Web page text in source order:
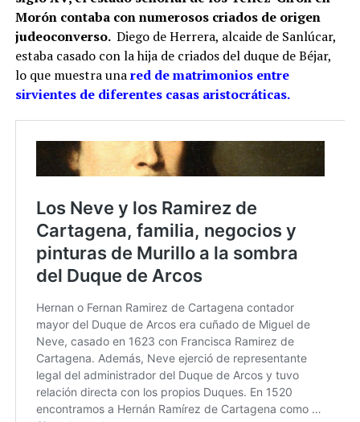
Morón contaba con numerosos criados de origen
judeoconverso. Diego de Herrera, alcaide de Sanlúcar,
estaba casado con la hija de criados del duque de Béjar,
lo que muestra unared de matrimonios entre
sirvientes de diferentes casas aristocráticas.